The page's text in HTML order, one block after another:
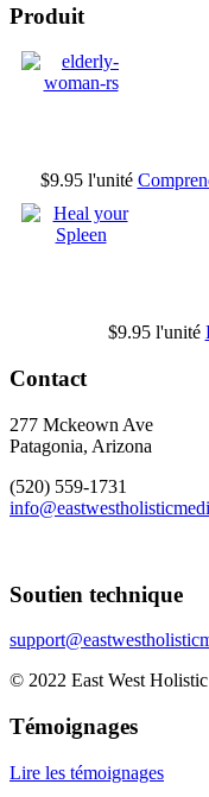
Produit
$9.95 l'unité
$9.95 l'unité
Contact
277 Mckeown Ave
Patagonia, Arizona
(520) 559-1731
Soutien technique
© 2022 East West
Témoignages
Lire les témoignages